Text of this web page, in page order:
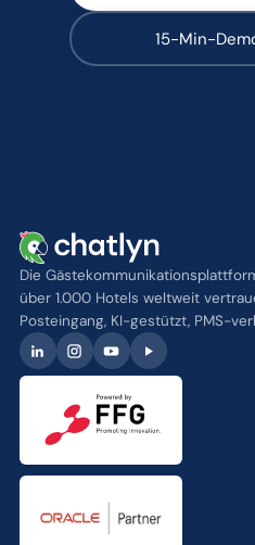
15-Min-
Die
über 1.000 Hotels weltweit
Posteingang, KI-gestützt, PMS-